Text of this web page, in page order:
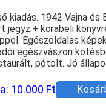
kiadás. 1942 Vajna és
jegyz.+ korabeli
Egészoldalas
egészvászon
pótolt. Jó
10.000 Ft